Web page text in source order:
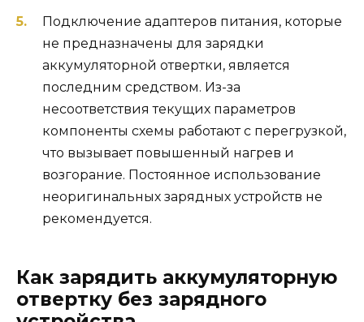
Подключение адаптеров питания, которые
не предназначены для зарядки
аккумуляторной отвертки, является
последним средством. Из-за
несоответствия текущих параметров
компоненты схемы работают с перегрузкой,
что вызывает повышенный нагрев и
возгорание. Постоянное использование
неоригинальных зарядных устройств не
рекомендуется.
Как зарядить аккумуляторную
отвертку без зарядного